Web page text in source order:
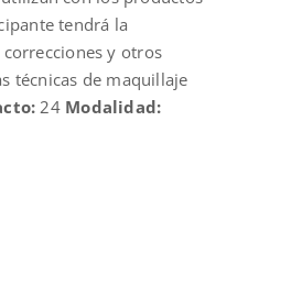
tendrá la
y otros
técnicas de maquillaje
24 Modalidad: